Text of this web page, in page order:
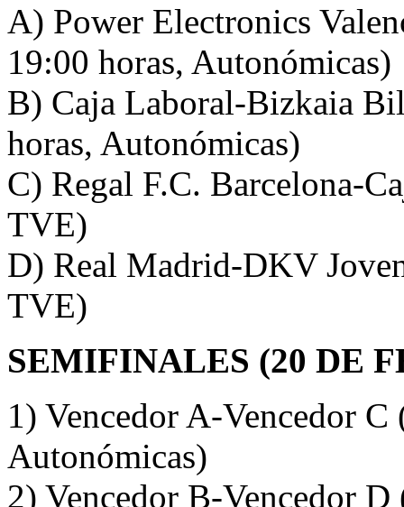
A) Power Electronics
19:00 horas, Autonómicas)
B) Caja Laboral-Bizkaia
horas, Autonómicas)
C) Regal F.C. Barcelona-
TVE)
D) Real Madrid-DKV
TVE)
SEMIFINALES (20 DE
1) Vencedor A-Vencedor
Autonómicas)
2) Vencedor B-Vencedor